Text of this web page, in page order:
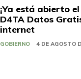
¡Ya está abierto
D4TA Datos
internet
GOBIERNO 4 DE AGOSTO